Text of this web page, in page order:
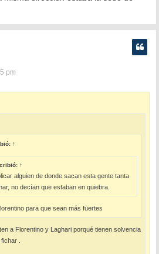
pm
↑
↑
alguien de donde sacan esta gente tanta
no decían que estaban en quiebra.
para que sean más fuertes
a Florentino y Laghari porqué tienen solvencia
.